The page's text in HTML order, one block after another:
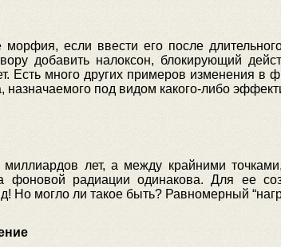
если ввести его после
добавить налоксон, блокирующий
Есть много других примеров изменения в
под видом какого-либо
лет, а между крайними
фоновой радиации одинакова. Для ее
Но могло ли такое быть? Равномерный